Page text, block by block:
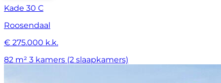
Kade 30 C
Roosendaal
€ 275.000 k.k.
82 m² 3 kamers (2 slaapkamers)